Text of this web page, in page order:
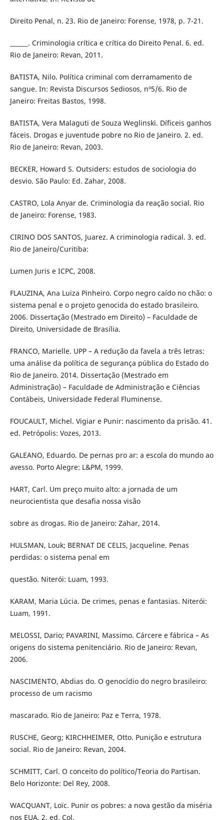
Direito Penal, n. 23. Rio de Janeiro: Forense, 1978, p. 7-21.
______. Criminologia crítica e crítica do Direito Penal. 6. ed.
Rio de Janeiro: Revan, 2011.
BATISTA, Nilo. Política criminal com derramamento de
sangue. In: Revista Discursos Sediosos, nº5/6. Rio de
Janeiro: Freitas Bastos, 1998.
BATISTA, Vera Malaguti de Souza Weglinski. Díficeis ganhos
fáceis. Drogas e juventude pobre no Rio de Janeiro. 2. ed.
Rio de Janeiro: Revan, 2003.
BECKER, Howard S. Outsiders: estudos de sociologia do
desvio. São Paulo: Ed. Zahar, 2008.
CASTRO, Lola Anyar de. Criminologia da reação social. Rio
de Janeiro: Forense, 1983.
CIRINO DOS SANTOS, Juarez. A criminologia radical. 3. ed.
Rio de Janeiro/Curitiba:
Lumen Juris e ICPC, 2008.
FLAUZINA, Ana Luiza Pinheiro. Corpo negro caído no chão: o
sistema penal e o projeto genocida do estado brasileiro.
2006. Dissertação (Mestrado em Direito) – Faculdade de
Direito, Universidade de Brasília.
FRANCO, Marielle. UPP – A redução da favela a três letras:
uma análise da política de segurança pública do Estado do
Rio de Janeiro. 2014. Dissertação (Mestrado em
Administração) – Faculdade de Administração e Ciências
Contábeis, Universidade Federal Fluminense.
FOUCAULT, Michel. Vigiar e Punir: nascimento da prisão. 41.
ed. Petrópolis: Vozes, 2013.
GALEANO, Eduardo. De pernas pro ar: a escola do mundo ao
avesso. Porto Alegre: L&PM, 1999.
HART, Carl. Um preço muito alto: a jornada de um
neurocientista que desafia nossa visão
sobre as drogas. Rio de Janeiro: Zahar, 2014.
HULSMAN, Louk; BERNAT DE CELIS, Jacqueline. Penas
perdidas: o sistema penal em
questão. Niterói: Luam, 1993.
KARAM, Maria Lúcia. De crimes, penas e fantasias. Niterói:
Luam, 1991.
MELOSSI, Dario; PAVARINI, Massimo. Cárcere e fábrica – As
origens do sistema penitenciário. Rio de Janeiro: Revan,
2006.
NASCIMENTO, Abdias do. O genocídio do negro brasileiro:
processo de um racismo
mascarado. Rio de Janeiro: Paz e Terra, 1978.
RUSCHE, Georg; KIRCHHEIMER, Otto. Punição e estrutura
social. Rio de Janeiro: Revan, 2004.
SCHMITT, Carl. O conceito do político/Teoria do Partisan.
Belo Horizonte: Del Rey, 2008.
WACQUANT, Loïc. Punir os pobres: a nova gestão da miséria
nos EUA. 2. ed. Col.